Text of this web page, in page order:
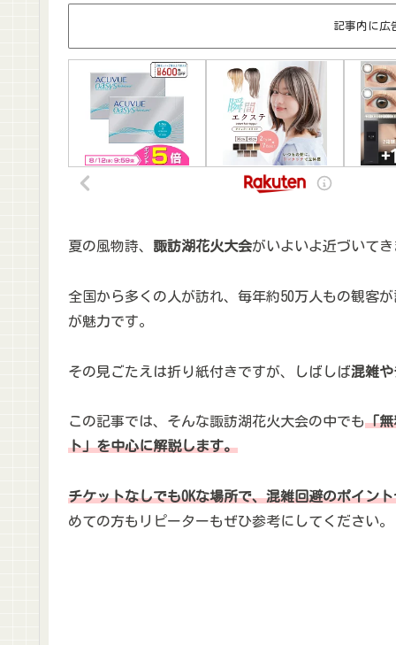
記事内に広
夏の風物詩、 諏訪湖花火大会がいよいよ近づいて
全国から多くの人が訪れ、毎年約50万人もの観客
が魅力です。
その見ごたえは折り紙付きですが、しばしば混雑
この記事では、そんな諏訪湖花火大会の中でも「無
ト」を中心に解説します。
チケットなしでもOKな場所で、混雑回避のポイン
めての方もリピーターもぜひ参考にしてください。